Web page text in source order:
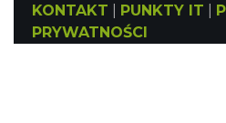
KONTAKT PUNKTY IT
PRYWATNOŚCI